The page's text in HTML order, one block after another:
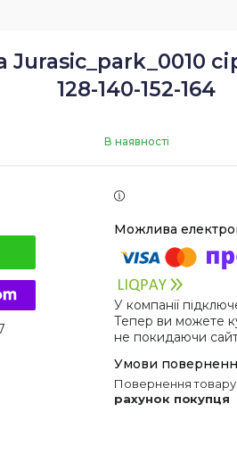
128-140-152-164
В наявності
У компанії
Тепер ви можете
не покидаючи
повернення
рахунок покупця